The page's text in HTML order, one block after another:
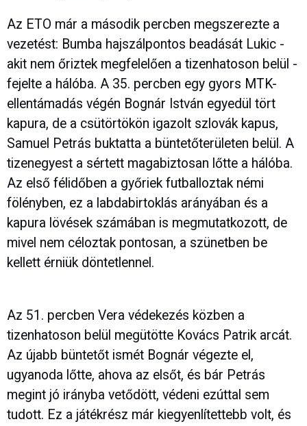
Az ETO már a második percben megszerezte a
vezetést: Bumba hajszálpontos beadását Lukic -
akit nem őriztek megfelelően a tizenhatoson belül -
fejelte a hálóba. A 35. percben egy gyors MTK-
ellentámadás végén Bognár István egyedül tört
kapura, de a csütörtökön igazolt szlovák kapus,
Samuel Petrás buktatta a büntetőterületen belül. A
tizenegyest a sértett magabiztosan lőtte a hálóba.
Az első félidőben a győriek futballoztak némi
fölényben, ez a labdabirtoklás arányában és a
kapura lövések számában is megmutatkozott, de
mivel nem céloztak pontosan, a szünetben be
kellett érniük döntetlennel.
Az 51. percben Vera védekezés közben a
tizenhatoson belül megütötte Kovács Patrik arcát.
Az újabb büntetőt ismét Bognár végezte el,
ugyanoda lőtte, ahova az elsőt, és bár Petrás
megint jó irányba vetődött, védeni ezúttal sem
tudott. Ez a játékrész már kiegyenlítettebb volt, és